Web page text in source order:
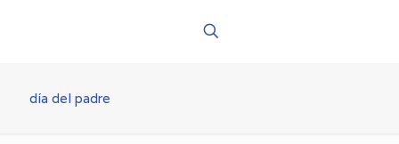
día del padre